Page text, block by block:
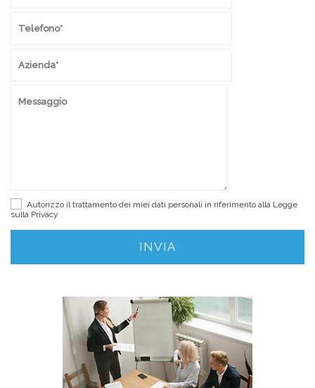
Autorizzo il trattamento dei miei dati personali in riferimento alla Legge
sulla Privacy